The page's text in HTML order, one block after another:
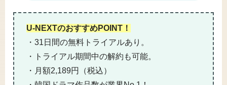
U-NEXTのおすすめPOINT！
・31日間の無料トライアルあり。
・トライアル期間中の解約も可能。
・月額2,189円（税込）